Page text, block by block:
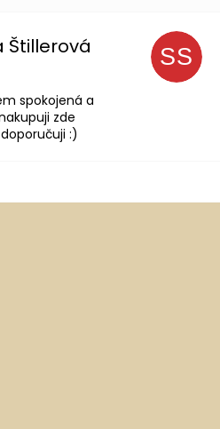
Štillerová
je 5 z 5 hvězdiček.
spokojená a
zde
:)
SS